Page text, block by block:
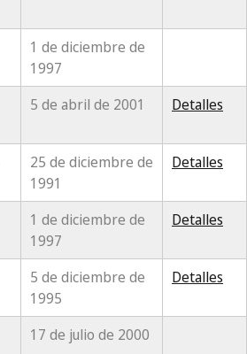
1 de diciembre de
1997
5 de abril de 2001 Detalles
25 de diciembre de
1991
Detalles
1 de diciembre de
1997
Detalles
5 de diciembre de
1995
Detalles
17 de julio de 2000